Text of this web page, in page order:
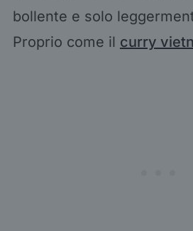
bollente e solo
Proprio come il curry